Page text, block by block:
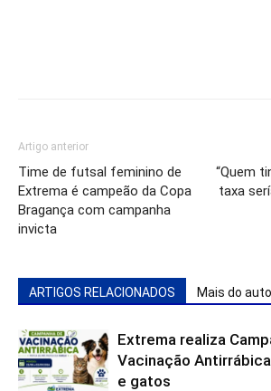
Artigo anterior
Time de futsal feminino de
Extrema é campeão da Copa
Bragança com campanha
invicta
“Quem
taxa
ARTIGOS RELACIONADOS Mais do
Extrema realiza
Vacinação
e gatos